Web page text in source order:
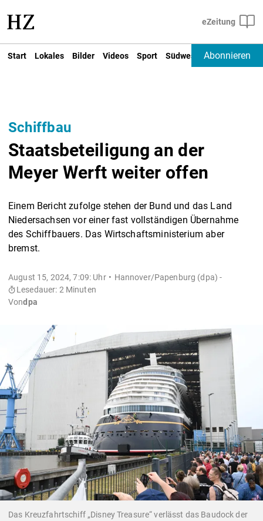
Start Lokales Bilder Videos Sport Südwest Deutschland
Abonnieren
Schiffbau
Staatsbeteiligung an der
Meyer Werft weiter offen
Einem Bericht zufolge stehen der Bund und das Land
Niedersachsen vor einer fast vollständigen Übernahme
des Schiffbauers. Das Wirtschaftsministerium aber
bremst.
August 15, 2024, 7:09: Uhr
Hannover/Papenburg (dpa) -
Lesedauer: 2 Minuten
Vondpa
Das Kreuzfahrtschiff „Disney Treasure“ verlässt das Baudock der